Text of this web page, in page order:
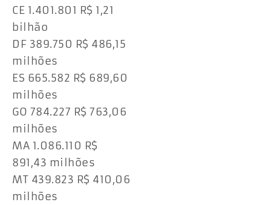
CE 1.401.801 R$ 1,21
bilhão
DF 389.750 R$ 486,15
milhões
ES 665.582 R$ 689,60
milhões
GO 784.227 R$ 763,06
milhões
MA 1.086.110 R$
891,43 milhões
MT 439.823 R$ 410,06
milhões